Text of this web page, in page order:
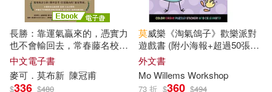
娜塔莉亞．莎洛什維利(1)
孔謐(1) 宇文正(1)
安妮克．舒拉姆(1)
幼福(1)
廣西師範大學出版社(1)
張老師文化(1)
長勝：靠運氣贏來的，憑實力
也不會輸回去，常春藤名校
「模型思維」課程指定必讀 (電
子書)
中文電子書
麥可． 莫布新 陳冠甫
$336 $480
莫威樂《淘氣鴿子》歡樂派對
遊戲書 (附小海報+超過50張貼
紙) It’s the Pigeon Party Book!
外文書
Mo Willems Workshop
73 折 $360 $494